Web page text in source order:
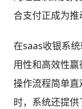
合支付正成为推
在saas收银系
用性和高效性赢
操作流程简单
时，系统还提